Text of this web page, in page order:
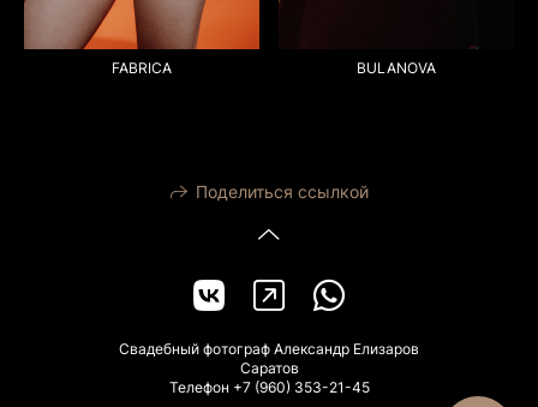
FABRICA BULANOVA
Поделиться ссылкой
Свадебный фотограф Александр Елизаров
Саратов
Телефон +7 (960) 353-21-45